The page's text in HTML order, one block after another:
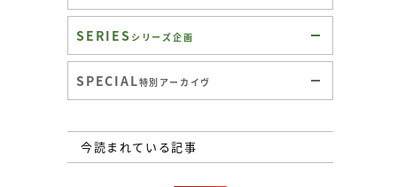
SERIES シリーズ企画
SPECIAL特別アーカイヴ
今読まれている記事